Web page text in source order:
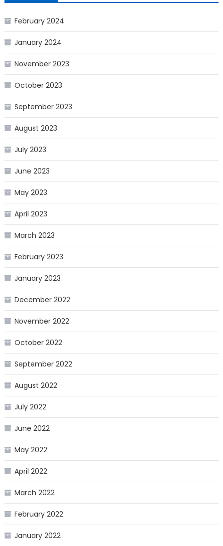
February 2024
January 2024
November 2023
October 2023
September 2023
August 2023
July 2023
June 2023
May 2023
April 2023
March 2023
February 2023
January 2023
December 2022
November 2022
October 2022
September 2022
August 2022
July 2022
June 2022
May 2022
April 2022
March 2022
February 2022
January 2022